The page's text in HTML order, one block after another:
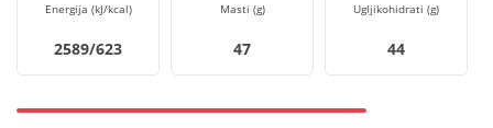
Energija (kJ/kcal)
2589/623
Masti (g)
47
Ugljikohidrati (g)
44